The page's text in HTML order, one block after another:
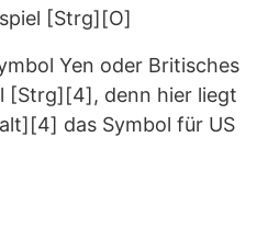
[Strg][O]
Yen oder Britisches
[Strg][4], denn hier liegt
das Symbol für US